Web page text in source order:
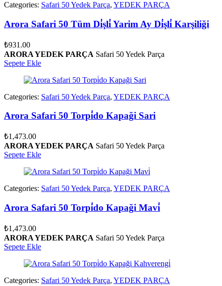
Categories: Safari 50 Yedek Parça, YEDEK PARÇA
Arora Safari 50 Tüm Di̇şli̇ Yarim Ay Di̇şli̇ Karşiliği
₺931.00
ARORA YEDEK PARÇA Safari 50 Yedek Parça
Sepete Ekle
Categories: Safari 50 Yedek Parça, YEDEK PARÇA
Arora Safari 50 Torpi̇do Kapaği Sari
₺1,473.00
ARORA YEDEK PARÇA Safari 50 Yedek Parça
Sepete Ekle
Categories: Safari 50 Yedek Parça, YEDEK PARÇA
Arora Safari 50 Torpi̇do Kapaği Mavi̇
₺1,473.00
ARORA YEDEK PARÇA Safari 50 Yedek Parça
Sepete Ekle
Categories: Safari 50 Yedek Parça, YEDEK PARÇA